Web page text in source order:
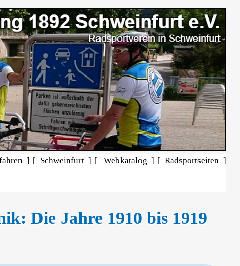
] [ Schweinfurt ] [ Webkatalog ] [ Radsportseiten ]
Die Jahre 1910 bis 1919